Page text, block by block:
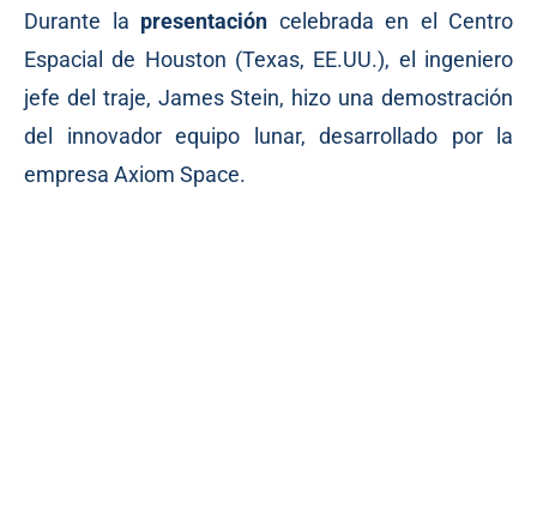
Durante la presentación celebrada en el Centro
Espacial de Houston (Texas, EE.UU.), el ingeniero
jefe del traje, James Stein, hizo una demostración
del innovador equipo lunar, desarrollado por la
empresa Axiom Space.